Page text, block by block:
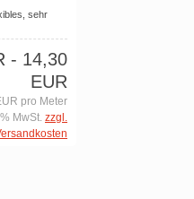
sehr
- 14,30
EUR
pro Meter
MwSt. zzgl.